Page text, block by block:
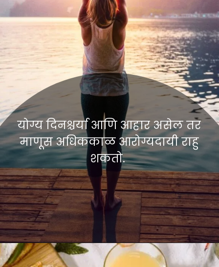
योग्य दिनश्चर्या आणि आहार असेल तर
माणूस अधिककाळ आरोग्यदायी राहु
शकतो.